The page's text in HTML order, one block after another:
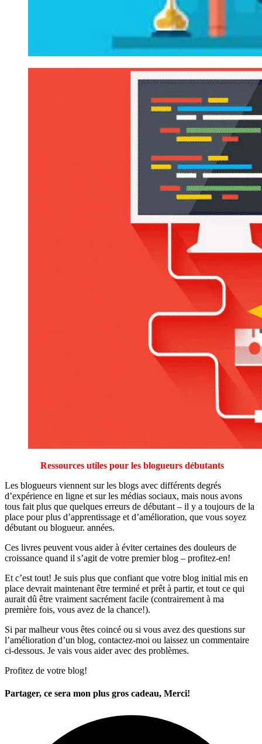
Ressources utiles pour les blogueurs débutants
Les blogueurs viennent sur les blogs avec différents degrés
d’expérience en ligne et sur les médias sociaux, mais nous avons
tous fait plus que quelques erreurs de débutant – il y a toujours de la
place pour plus d’apprentissage et d’amélioration, que vous soyez
débutant ou blogueur. années.
Ces livres peuvent vous aider à éviter certaines des douleurs de
croissance quand il s’agit de votre premier blog – profitez-en!
Et c’est tout! Je suis plus que confiant que votre blog initial mis en
place devrait maintenant être terminé et prêt à partir, et tout ce qui
aurait dû être vraiment sacrément facile (contrairement à ma
première fois, vous avez de la chance!).
Si par malheur vous êtes coincé ou si vous avez des questions sur
l’amélioration d’un blog, contactez-moi ou laissez un commentaire
ci-dessous. Je vais vous aider avec des problèmes.
Profitez de votre blog!
Partager, ce sera mon plus gros cadeau, Merci!